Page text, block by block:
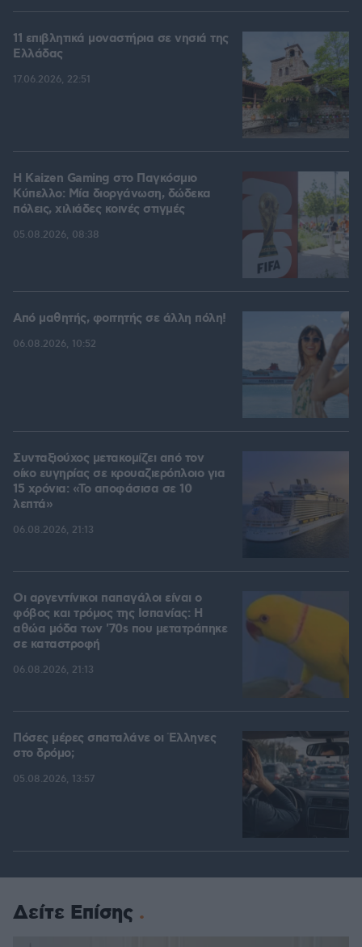
11 επιβλητικά μοναστήρια σε νησιά της
Ελλάδας
17.06.2026, 22:51
H Kaizen Gaming στο Παγκόσμιο
Kύπελλο: Μία διοργάνωση, δώδεκα
πόλεις, χιλιάδες κοινές στιγμές
05.08.2026, 08:38
Από μαθητής, φοιτητής σε άλλη πόλη!
06.08.2026, 10:52
Συνταξιούχος μετακομίζει από τον
οίκο ευγηρίας σε κρουαζιερόπλοιο για
15 χρόνια: «Το αποφάσισα σε 10
λεπτά»
06.08.2026, 21:13
Οι αργεντίνικοι παπαγάλοι είναι ο
φόβος και τρόμος της Ισπανίας: Η
αθώα μόδα των '70s που μετατράπηκε
σε καταστροφή
06.08.2026, 21:13
Πόσες μέρες σπαταλάνε οι Έλληνες
στο δρόμο;
05.08.2026, 13:57
Δείτε Επίσης